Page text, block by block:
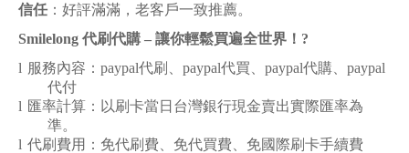
信任 ：好評滿滿，老客戶一致推薦。
Smilelong 代刷代購 – 讓你輕鬆買遍全世界！ ?
l 服務內容：paypal代刷、paypal代買、paypal代購、paypal
代付
l 匯率計算：以刷卡當日台灣銀行現金賣出實際匯率為
準。
l 代刷費用：免代刷費、免代買費、免國際刷卡手續費